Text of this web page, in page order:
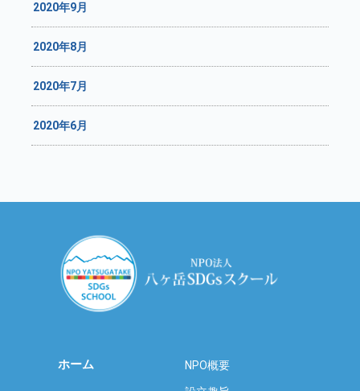
2020年9月
2020年8月
2020年7月
2020年6月
ホーム NPO概要